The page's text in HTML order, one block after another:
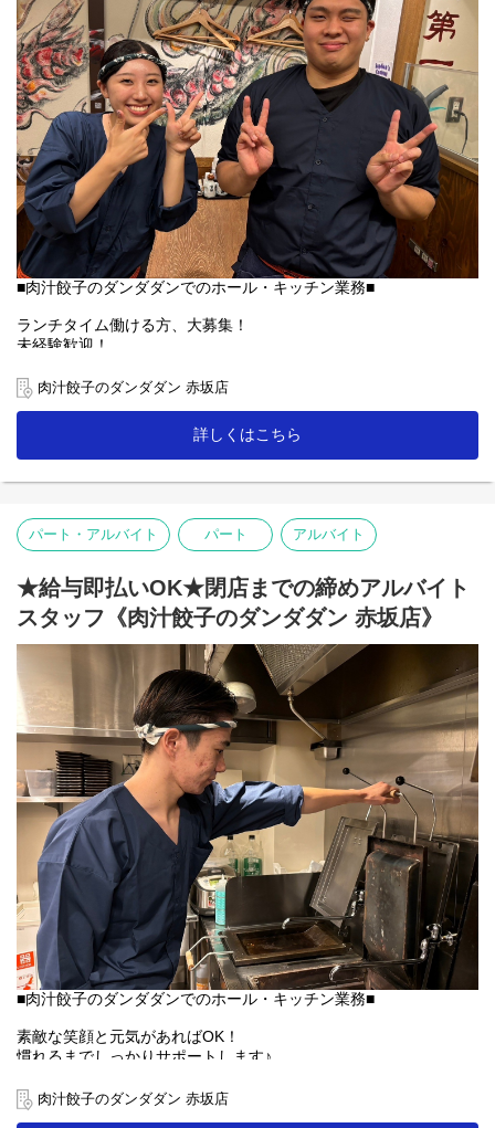
■肉汁餃子のダンダダンでのホール・キッチン業務■
ランチタイム働ける方、大募集！
未経験歓迎！
素敵な笑顔と元気があればOK！
慣れるまでしっかりサポートします♪
開店準備(清掃やテーブルセッティング・仕込み等)や
ランチタイムの接客・簡単な調理。
【ホール】
「何もつけないで食べられるようになっていますので、
まずはそのままお召し上がり下さい」
「肉汁焼餃子」を提供する時は、こんな説明を！
お客様との距離、めっちゃ近いので接客を楽しんで下さいね♪
【キッチン】
未経験者の方にも無理なくスタートできる簡単な調理がメイン！
人気の「肉汁焼餃子」も上手に焼ける様に！
「肉汁餃子のダンダダン」では、
バイトも社員も全員が下の名前で呼び合います!
フランクで楽しい環境が1番の魅力です♪
肉汁餃子のダンダダン 赤坂店
詳しくはこちら
パート・アルバイト パート アルバイト
★給与即払いOK★閉店までの締めアルバイト
スタッフ《肉汁餃子のダンダダン 赤坂店》
■肉汁餃子のダンダダンでのホール・キッチン業務■
素敵な笑顔と元気があればOK！
慣れるまでしっかりサポートします♪
【ホール】
「何もつけないで食べられるようになっていますので、
肉汁餃子のダンダダン 赤坂店